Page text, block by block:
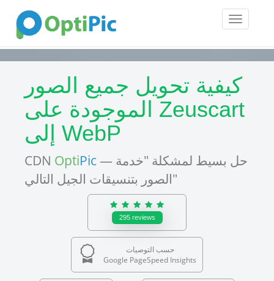
Toggle
كيفية تحويل جميع الصور
الموجودة على Zeuscart
إلى WebP
CDN OptiPic — حل بسيط لمشكلة "خدمة
الصور بتنسيقات الجيل التالي"
295 reviews
حسب التوصيات
Google PageSpeed Insights